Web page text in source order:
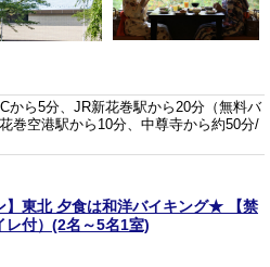
ら5分、JR新花巻駅から20分（無料バ
巻空港駅から10分、中尊寺から約50分/
】東北 夕食は和洋バイキング★ 【禁
レ付）(2名～5名1室)